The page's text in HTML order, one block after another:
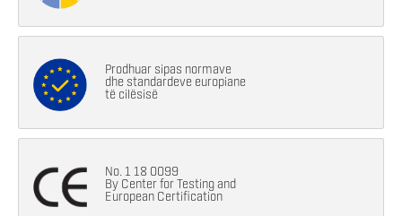
Prodhuar sipas normave
dhe standardeve europiane
të cilësisë
No. 1 18 0099
By Center for Testing and
European Certification